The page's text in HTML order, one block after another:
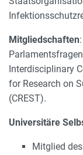
Mitgliedschaften
Interdisciplinary
for Research on
(CREST).
Universitäre
Mitglied